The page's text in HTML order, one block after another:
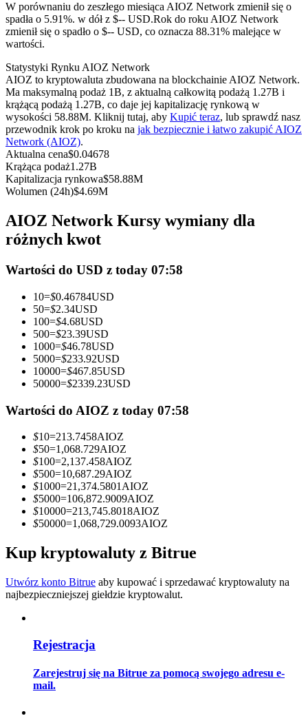
Kontrakty terminowe na USDC
Kontrakty futures wykorzystujące USDC jako zabezpieczenie
Kopiowanie Transakcji
Zostań traderem kopiującym
Ciesz się podziałem zysków i prowizjami z kopiowania
transakcji
Informacja
Analiza Big Data, w tym informacje handlowe itp.
Przewodnik
W porównaniu do zeszłego miesiąca AIOZ Network zmienił się o
spadła o 5.91%. w dół z $-- USD.Rok do roku AIOZ Network
zmienił się o spadło o $-- USD, co oznacza 88.31% malejące w
wartości.
Statystyki Rynku AIOZ Network
AIOZ to kryptowaluta zbudowana na blockchainie AIOZ Network.
Ma maksymalną podaż 1B, z aktualną całkowitą podażą 1.27B i
krążącą podażą 1.27B, co daje jej kapitalizację rynkową w
wysokości 58.88M. Kliknij tutaj, aby Kupić teraz, lub sprawdź nasz
przewodnik krok po kroku na jak bezpiecznie i łatwo zakupić AIOZ
Network (AIOZ).
Aktualna cena$0.04678
Krążąca podaż1.27B
Kapitalizacja rynkowa$58.88M
Wolumen (24h)$4.69M
AIOZ Network Kursy wymiany dla
różnych kwot
Wartości do USD z today 07:58
10=$0.46784USD
50=$2.34USD
100=$4.68USD
500=$23.39USD
1000=$46.78USD
5000=$233.92USD
10000=$467.85USD
50000=$2339.23USD
Wartości do AIOZ z today 07:58
$10=213.7458AIOZ
$50=1,068.729AIOZ
$100=2,137.458AIOZ
$500=10,687.29AIOZ
$1000=21,374.5801 AIOZ
$5000=106,872.9009AIOZ
$10000=213,745.8018AIOZ
$50000=1,068,729.0093AIOZ
Kup kryptowaluty z Bitrue
Utwórz konto Bitrue aby kupować i sprzedawać kryptowaluty na
najbezpieczniejszej giełdzie kryptowalut.
Rejestracja
Zarejestruj się na Bitrue za pomocą swojego adresu e-
mail.